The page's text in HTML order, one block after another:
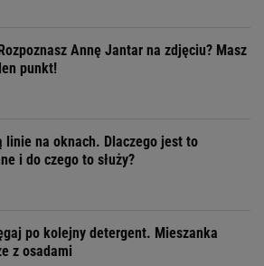
Annę Jantar na zdjęciu? Masz
punkt!
linie na oknach. Dlaczego jest to
i do czego to służy?
po kolejny detergent. Mieszanka
z osadami